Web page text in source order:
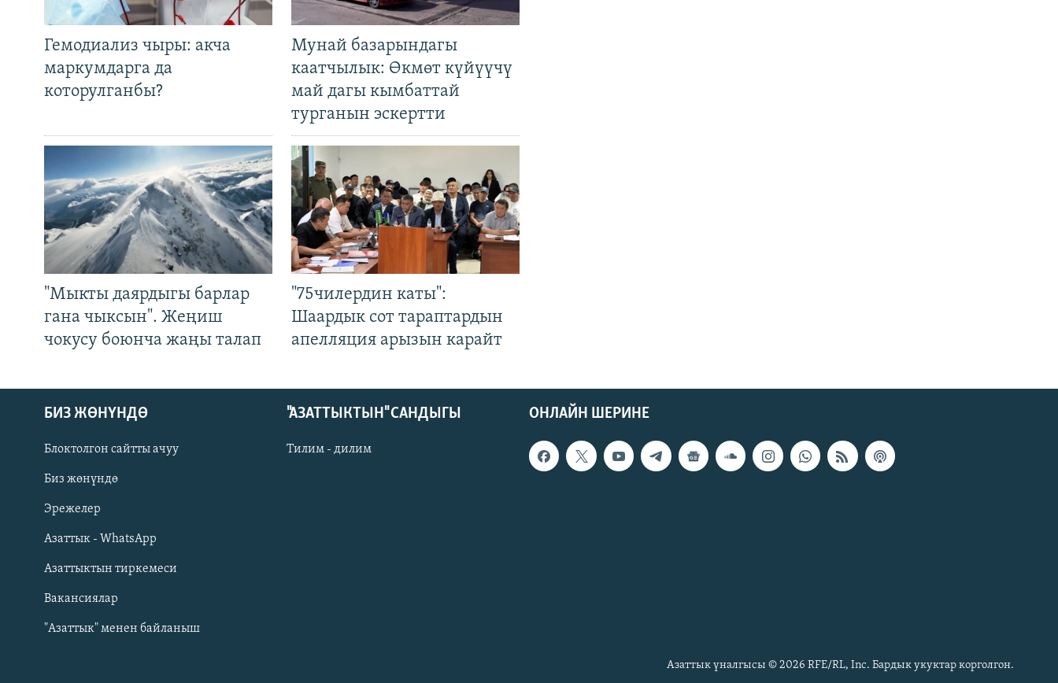
Русский
ОНЛАЙН ШЕРИНЕ
Гемодиализ чыры: акча
маркумдарга да
которулганбы?
Мунай базарындагы
каатчылык: Өкмөт күйүүчү
май дагы кымбаттай
турганын эскертти
"Мыкты даярдыгы барлар
гана чыксын". Жеңиш
чокусу боюнча жаңы талап
"75чилердин каты":
Шаардык сот тараптардын
апелляция арызын карайт
ОНЛАЙН ШЕРИНЕ
БИЗ ЖӨНҮНДӨ
Блоктолгон сайтты ачуу
Биз жөнүндө
Эрежелер
Азаттык - WhatsApp
Азаттыктын тиркемеси
Вакансиялар
"Азаттык" менен байланыш
"АЗАТТЫКТЫН" САНДЫГЫ
Тилим - дилим
Азаттык үналгысы © 2026 RFE/RL, Inc. Бардык укуктар корголгон.